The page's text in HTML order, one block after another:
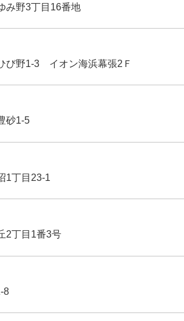
み野3丁目16番地
び野1-3 イオン海浜幕張2Ｆ
砂1-5
1丁目23-1
2丁目1番3号
8